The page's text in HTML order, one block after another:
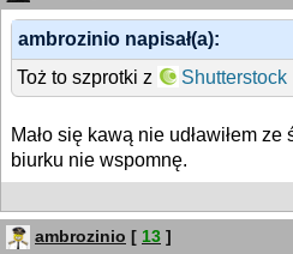
ambrozinio napisał(a):
Toż to szprotki z
Shutterstock
Mało się kawą nie udławiłem
biurku nie wspomnę.
ambrozinio [ 13 ]